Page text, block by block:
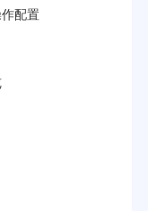
配置